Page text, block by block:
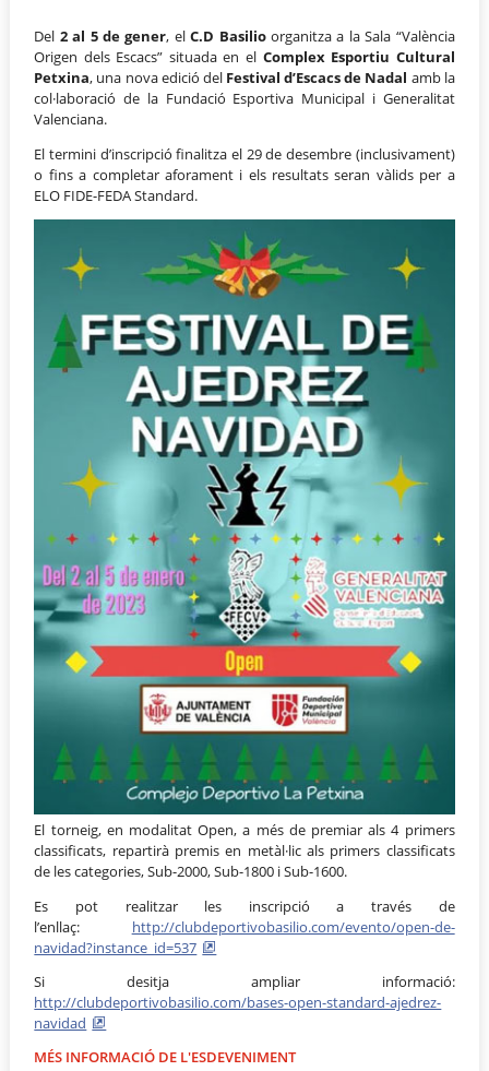
Del 2 al 5 de gener, elC.D Basilioorganitza a la Sala “València
Origen dels Escacs” situada en el Complex Esportiu Cultural
Petxina, una nova edició del Festival d’Escacs de Nadal amb la
col·laboració de la Fundació Esportiva Municipal i Generalitat
Valenciana.
El termini d’inscripció finalitza el 29 de desembre (inclusivament)
o fins a completar aforament i els resultats seran vàlids per a
ELO FIDE-FEDA Standard.
El torneig, en modalitat Open, a més de premiar als 4 primers
classificats, repartirà premis en metàl·lic als primers classificats
de les categories, Sub-2000, Sub-1800 i Sub-1600.
Es pot realitzar les inscripció a través de
l’enllaç: http://clubdeportivobasilio.com/evento/open-de-
navidad?instance_id=537
Si desitja ampliar informació:
http://clubdeportivobasilio.com/bases-open-standard-ajedrez-
navidad
MÉS INFORMACIÓ DE L'ESDEVENIMENT